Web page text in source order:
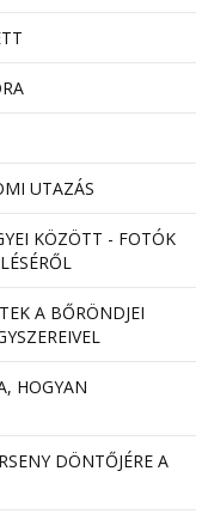
UTAZÁS
KÖZÖTT - FOTÓK
A BŐRÖNDJEI
HOGYAN
DÖNTŐJÉRE A